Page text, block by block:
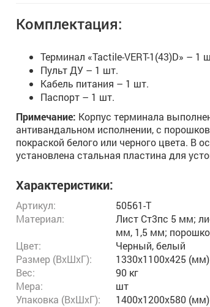
Комплектация:
Терминал «Tactile-VERT-1(43)D» – 1
Пульт ДУ – 1 шт.
Кабель питания – 1 шт.
Паспорт – 1 шт.
Примечание: Корпус терминала
антивандальном исполнении, с
покраской белого или черного цвета. В
установлена стальная пластина для
Характеристики:
Артикул:
50561-T
Материал:
Лист Ст3пс 5 мм;
мм, 1,5 мм;
Цвет:
Черный, белый
Размер (ВxШxГ):
1330x1100x425 (мм)
Вес:
90 кг
Мера:
шт
Упаковка (ВхШхГ):
1400x1200x580 (мм)